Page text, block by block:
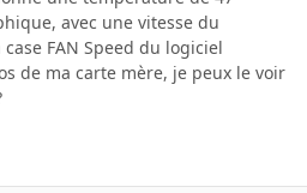
avec une vitesse du
FAN Speed du logiciel
de ma carte mère, je peux le voir